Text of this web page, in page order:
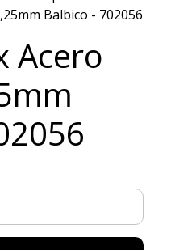
Balbico - 702056
Acero